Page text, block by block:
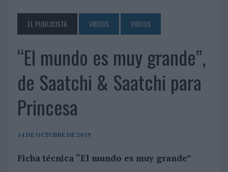
EL PUBLICISTA VIDEOS VIDEOS
“El mundo es muy grande”,
de Saatchi & Saatchi para
Princesa
14 DE OCTUBRE DE 2019
Ficha técnica “El mundo es muy grande”